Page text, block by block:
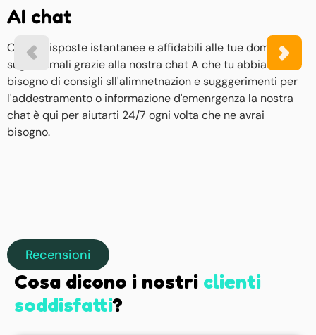
Account condiviso
Una funzionalità che consente a più membri della famiglia
di accedere e gestire i promemoria, task e gli
appuntamenti per la cura degli animali domestici dallo
stesso account.
Recensioni
Cosa dicono i nostri clienti
soddisfatti?